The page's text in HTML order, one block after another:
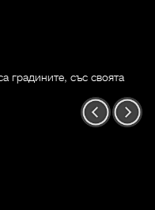
градините, със своята